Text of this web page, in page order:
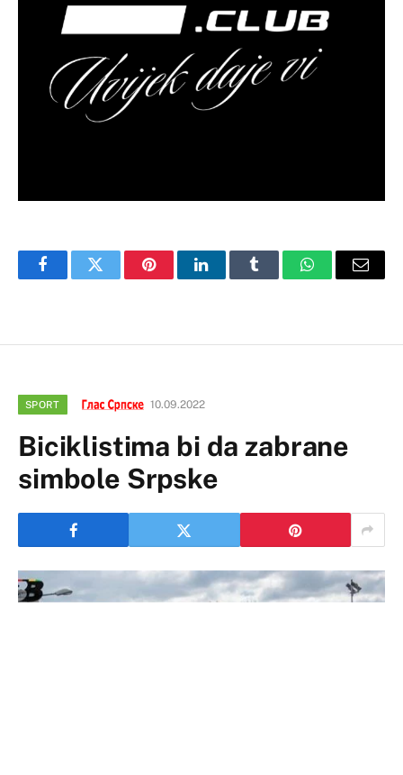
FacebookTwitter PinterestLinkedInTumblr WhatsAppEmail
SPORT 10.09.2022
Biciklistima bi da zabrane
simbole Srpske